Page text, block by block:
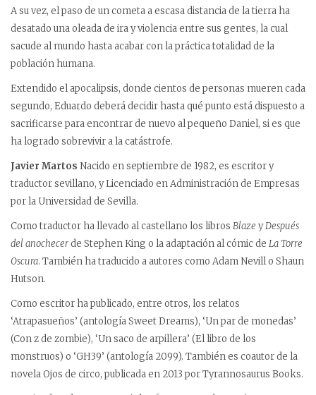
A su vez, el paso de un cometa a escasa distancia de la tierra ha
desatado una oleada de ira y violencia entre sus gentes, la cual
sacude al mundo hasta acabar con la práctica totalidad de la
población humana.
Extendido el apocalipsis, donde cientos de personas mueren cada
segundo, Eduardo deberá decidir hasta qué punto está dispuesto a
sacrificarse para encontrar de nuevo al pequeño Daniel, si es que
ha logrado sobrevivir a la catástrofe.
Javier Martos Nacido en septiembre de 1982, es escritor y
traductor sevillano, y Licenciado en Administración de Empresas
por la Universidad de Sevilla.
Como traductor ha llevado al castellano los libros Blaze yDespués
del anochecerde Stephen King o la adaptación al cómic de La Torre
Oscura. También ha traducido a autores como Adam Nevill o Shaun
Hutson.
Como escritor ha publicado, entre otros, los relatos
‘Atrapasueños’ (antología Sweet Dreams), ‘Un par de monedas’
(Con z de zombie), ‘Un saco de arpillera’ (El libro de los
monstruos) o ‘GH39’ (antología 2099). También es coautor de la
novela Ojos de circo, publicada en 2013 por Tyrannosaurus Books.